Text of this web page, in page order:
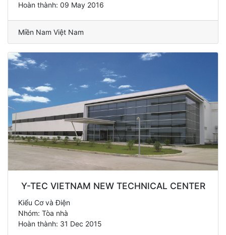
Hoàn thành: 09 May 2016
Miền Nam Việt Nam
Y-TEC VIETNAM NEW TECHNICAL CENTER
Kiểu Cơ và Điện
Nhóm: Tòa nhà
Hoàn thành: 31 Dec 2015